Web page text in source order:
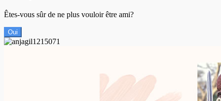
Êtes-vous sûr de ne plus vouloir être ami?
Oui